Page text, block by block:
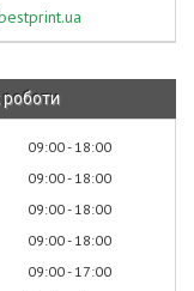
роботи
09:00 18:00
09:00 18:00
09:00 18:00
09:00 18:00
09:00 17:00